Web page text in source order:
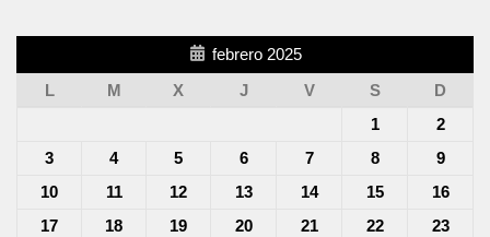
febrero 2025
L
M X J V S
D
1
2
3
4 5 6 7 8
9
10
11 12 13 14 15
16
17
18 19 20 21 22
23